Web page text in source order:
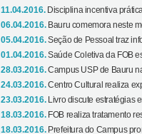
11.04.2016. Disciplina incentiva
06.04.2016. Bauru comemora neste
05.04.2016.Seção de Pessoal traz
01.04.2016.Saúde Coletiva da FOB
28.03.2016.Campus USP de Bauru
24.03.2016.Centro Cultural realiza
23.03.2016.
Livro discute estratégias
18.03.2016. FOB realiza tratamento
18.03.2016. Prefeitura do Campus